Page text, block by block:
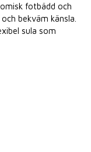
fotbädd och
bekväm känsla.
sula som